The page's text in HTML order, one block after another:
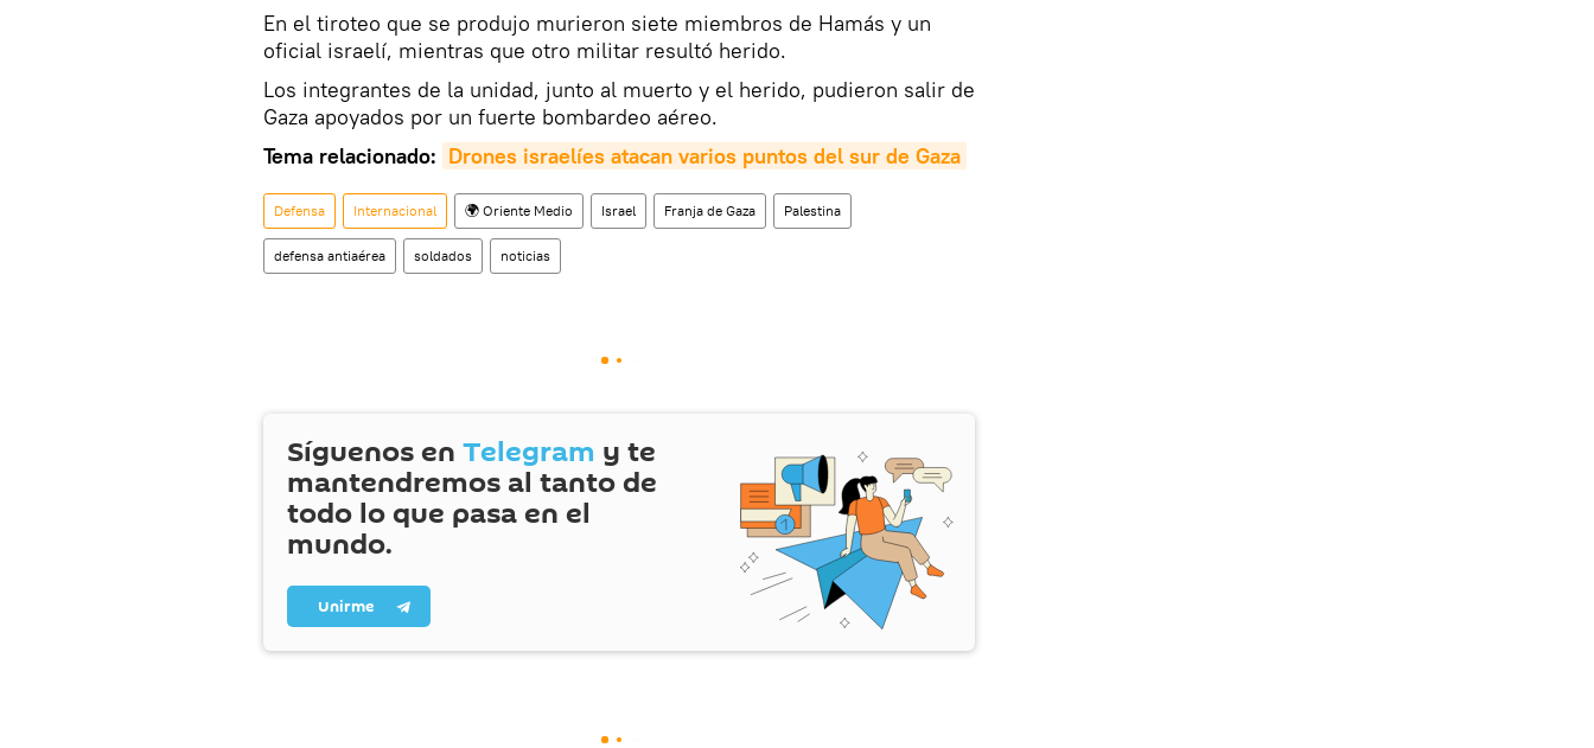
En el tiroteo que se produjo murieron siete miembros de Hamás y un
oficial israelí, mientras que otro militar resultó herido.
Los integrantes de la unidad, junto al muerto y el herido, pudieron salir de
Gaza apoyados por un fuerte bombardeo aéreo.
Tema relacionado: Drones israelíes atacan varios puntos del sur de Gaza
Defensa Internacional 🌍 Oriente Medio Israel Franja de Gaza Palestina
defensa antiaérea soldados noticias
Síguenos en Telegram y te
mantendremos al tanto de
todo lo que pasa en el
mundo.
Unirme